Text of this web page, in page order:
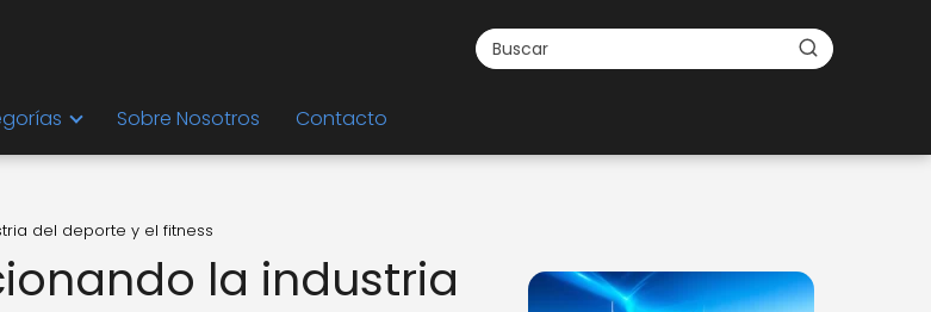
Sobre Nosotros Contacto
del deporte y el fitness
la industria